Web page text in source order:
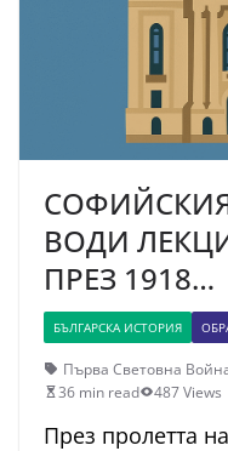
ВОДИ
ПРЕЗ 1918…
БЪЛГАРСКА ИСТОРИЯ
Първа Световна
36 min read
487 Views
През пролетта